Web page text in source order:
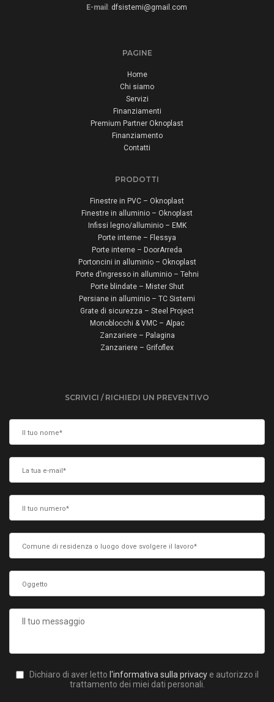
E-mail : dfsistemi@gmail.com
PAGINE
Home
Chi siamo
Servizi
Finanziamenti
Premium Partner Oknoplast
Finanziamento
Contatti
PRODOTTI
Finestre in PVC – Oknoplast
Finestre in alluminio – Oknoplast
Infissi legno/alluminio – EMK
Porte interne – Flessya
Porte interne – DoorArreda
Portoncini in alluminio – Oknoplast
Porte d’ingresso in alluminio – Tehni
Porte blindate – Mister Shut
Persiane in alluminio – TC Sistemi
Grate di sicurezza – Steel Project
Monoblocchi & VMC – Alpac
Zanzariere – Palagina
Zanzariere – Grifoflex
SCRIVICI / RICHIEDI UN PREVENTIVO
Dichiaro di aver letto l'informativa sulla privacy e autorizzo il
trattamento dei miei dati personali.